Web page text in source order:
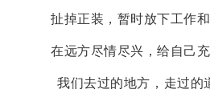
扯掉正装，暂时放下工作和
在远方尽情尽兴，给自己充
我们去过的地方，走过的